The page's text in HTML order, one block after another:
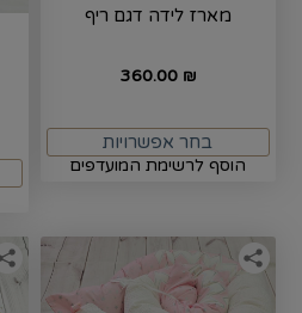
מארז לידה דגם ריף
360.00 ₪
בחר אפשרויות
הוסף לרשימת המועדפים